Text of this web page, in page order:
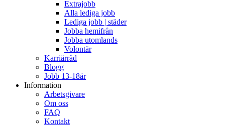
Extrajobb
Alla lediga jobb
Lediga jobb | städer
Jobba hemifrån
Jobba utomlands
Volontär
Karriärråd
Blogg
Jobb 13-18år
Information
Arbetsgivare
Om oss
FAQ
Kontakt